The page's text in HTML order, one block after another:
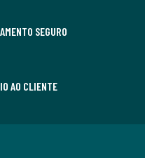
SEGURO
AO CLIENTE